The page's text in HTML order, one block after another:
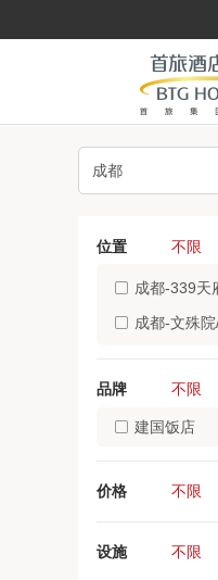
位置 不限
成都-339天府熊猫塔/
成都-文殊院/龙湖上城
成都-万象城/牛市
品牌 不限
建国饭店
价格 不限
设施 不限